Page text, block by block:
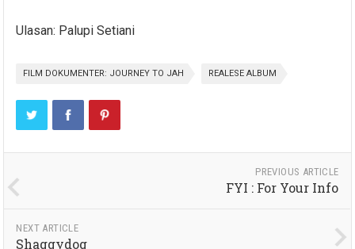
Ulasan: Palupi Setiani
FILM DOKUMENTER: JOURNEY TO JAH REALESE ALBUM
PREVIOUS ARTICLE
FYI : For Your Info
NEXT ARTICLE
Shaggydog